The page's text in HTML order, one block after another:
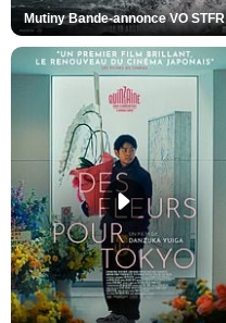
Mutiny Bande-annonce VO STFR